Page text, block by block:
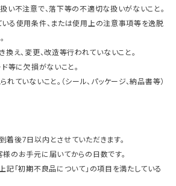
い不注意で、落下等の不適切な扱いがないこと。
る使用条件、または使用上の注意事項等を逸脱
換え、変更、改造等行われていないこと。
等に欠損がないこと。
ていないこと。（シール、パッケージ、納品書等）
後7日以内とさせていただきます。
のお手元に届いてからの日数です。
記「初期不良品について」の項目を満たしている